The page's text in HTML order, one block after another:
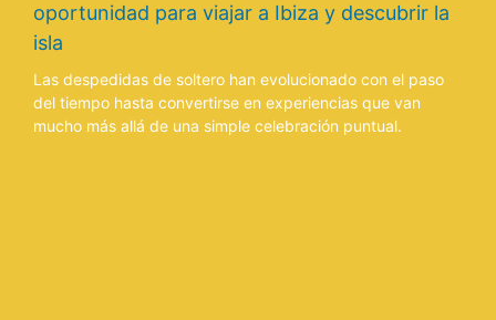
oportunidad para viajar a Ibiza y descubrir la
isla
Las despedidas de soltero han evolucionado con el paso
del tiempo hasta convertirse en experiencias que van
mucho más allá de una simple celebración puntual.